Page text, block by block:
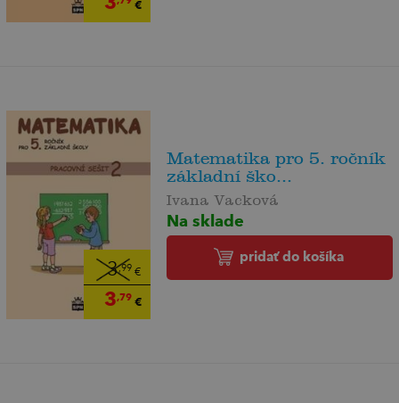
€
3,99 €
3,79€
Matematika pro 5. ročník
základní ško...
Ivana Vacková
Na sklade
pridať do košíka